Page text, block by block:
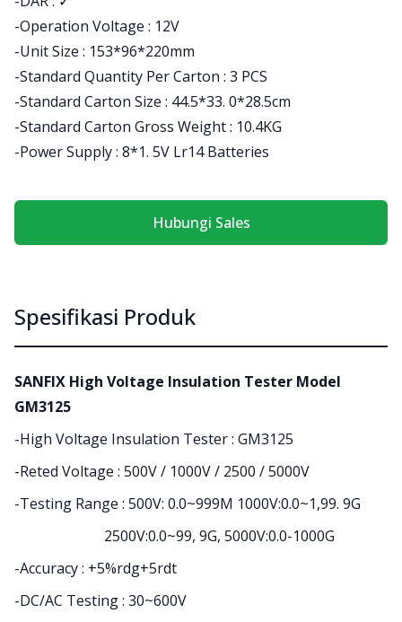
-Operation Voltage : 12V
-Unit Size : 153*96*220mm
-Standard Quantity Per Carton : 3 PCS
-Standard Carton Size : 44.5*33. 0*28.5cm
-Standard Carton Gross Weight : 10.4KG
-Power Supply : 8*1. 5V Lr14 Batteries
Hubungi Sales
Spesifikasi Produk
SANFIX High Voltage Insulation Tester Model
GM3125
-High Voltage Insulation Tester : GM3125
-Reted Voltage : 500V / 1000V / 2500 / 5000V
-Testing Range : 500V: 0.0~999M 1000V:0.0~1,99. 9G
2500V:0.0~99, 9G, 5000V:0.0-1000G
-Accuracy : +5%rdg+5rdt
-DC/AC Testing : 30~600V